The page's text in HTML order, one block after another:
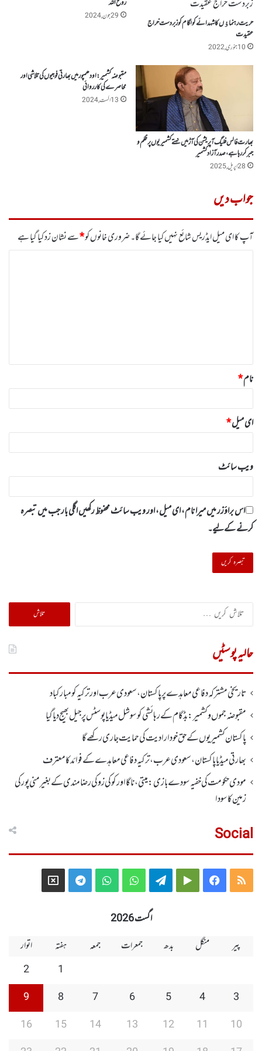
حریت رہنماﺅں کاشہدائے کولگام کو زبردست خراج
عقیدت
10 جنوری, 2022
29 جون, 2024
بھارت فالس فلیگ آپریشن کی آڑ میں نہتے کشمیریوں پر ظلم و
جبر کر رہا ہے،صدر آزادکشمیر
28 اپریل, 2025
مقبوضہ کشمیر : اودھمپور میں بھارتی فوجیوں کی تلاشی اور
محاصرے کی کارروائی
13 اگست, 2024
جواب دیں
آپ کا ای میل ایڈریس شائع نہیں کیا جائے گا۔ضروری خانوں کو*سے نشان زد کیا گیا ہے
نام*
ای میل*
ویب‌ سائٹ
اس براؤزر میں میرا نام، ای میل، اور ویب سائٹ محفوظ رکھیں اگلی بار جب میں تبصرہ
کرنے کےلیے۔
تلاش
کریں
حالیہ پوسٹیں
تاریخی مشترکہ دفاعی معاہدے پر پاکستان، سعودی عرب اور ترکیہ کومبارکباد
مقبوضہ جموں وکشمیر:بڈگام کے رہائشی کو سوشل میڈیا پوسٹس پر جیل بھیج دیا گیا
پاکستان کشمیریوں کے حق خودارادیت کی حمایت جاری رکھے گا
بھارتی میڈیا پاکستان، سعودی عرب، ترکیہ دفاعی معاہدے کے فوائد کا معترف
مودی حکومت کی خفیہ سودے بازی: میتی، ناگا اور کوکی زو کی رضامندی کے بغیر منی پور کی
زمین کا سودا
Social
RSS
Facebook
Google
Telegram
WhatsApp
WhatsApp
Telegram
X
اگست 2026
پیر
منگل بدھ جمعرات جمعہ ہفتہ
اتوار
1
2
3
4
5
6
7
8
9
10
11
12
13
14
15
16